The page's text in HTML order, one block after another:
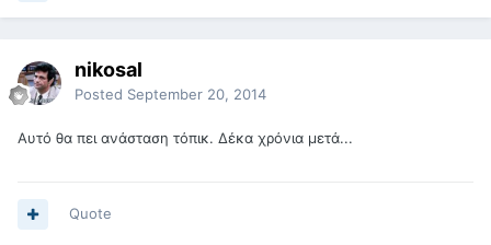
nikosal
Posted September 20, 2014
Αυτό θα πει ανάσταση τόπικ. Δέκα χρόνια μετά...
Quote